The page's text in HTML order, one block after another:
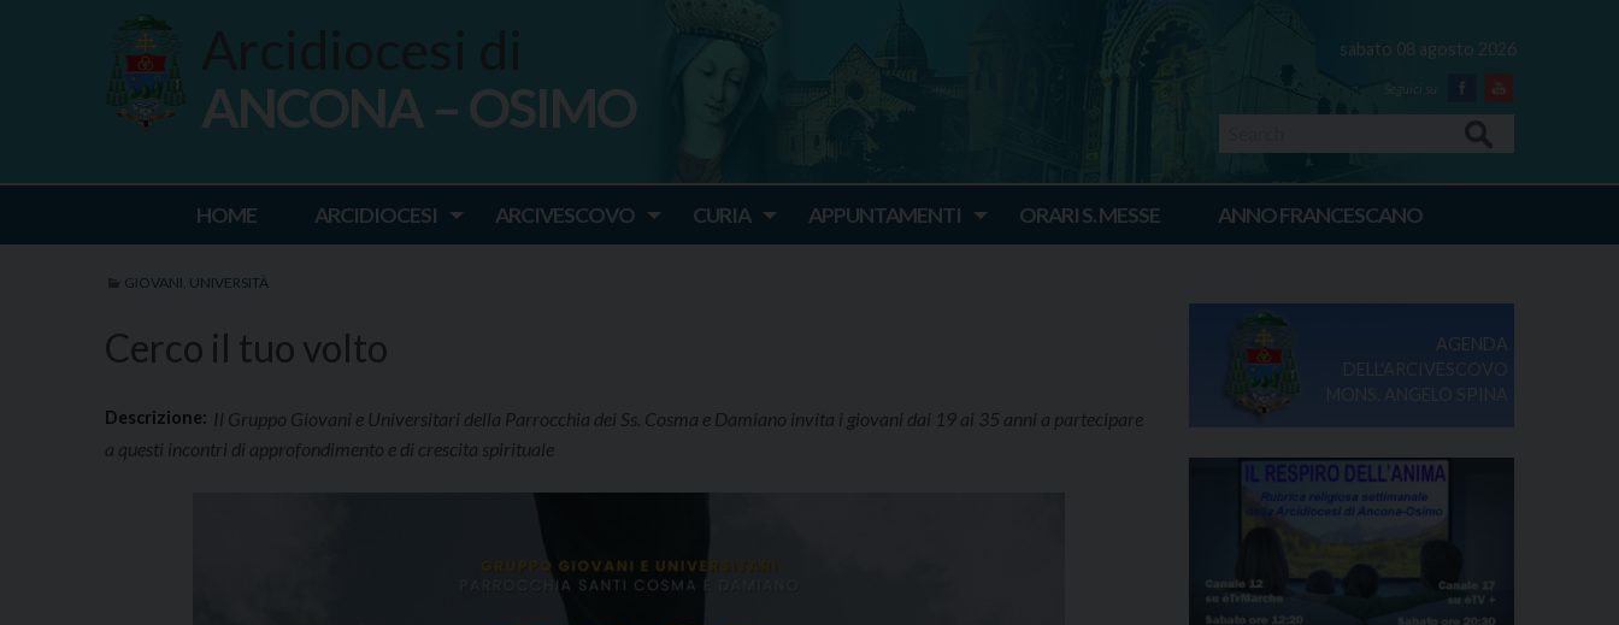
sabato 08 agosto 2026
Facebook
Youtube
Ancona Osimo
ANCONA – OSIMO
HOME ARCIDIOCESI ARCIVESCOVO CURIA APPUNTAMENTI ORARI S. MESSE ANNO FRANCESCANO
GIOVANI UNIVERSITÀ
Cerco il tuo volto
Descrizione: Il Gruppo Giovani e Universitari della Parrocchia dei Ss. Cosma e Damiano invita i giovani dai 19 ai 35 anni a partecipare
a questi incontri di approfondimento e di crescita spirituale
AGENDA
DELL'ARCIVESCOVO